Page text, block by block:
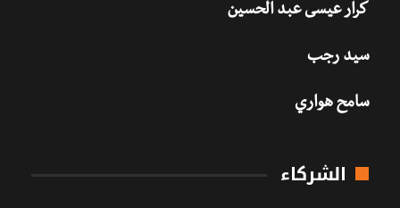
كرار عيسى عبد الحسين
سيد رجب
سامح هواري
الشركاء